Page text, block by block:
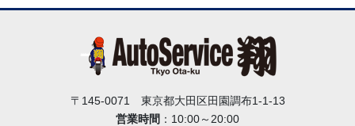
〒145-0071 東京都大田区田園調布1-1-13
営業時間 ：10:00～20:00